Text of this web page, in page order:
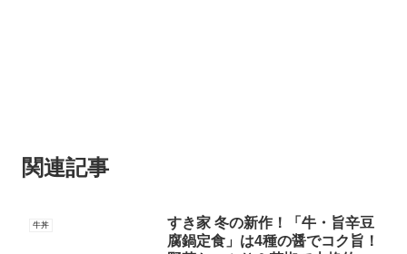
関連記事
牛丼
すき家 冬の新作！「牛・旨辛豆
腐鍋定食」は4種の醤でコク旨！